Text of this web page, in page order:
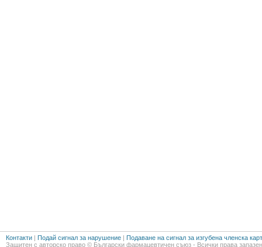
Контакти | Подай сигнал за нарушение | Подаване на сигнал за изгубена членска
Защитен с авторско право © Български фармацевтичен съюз - Всички права